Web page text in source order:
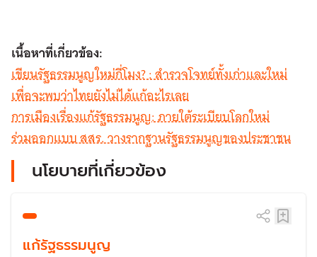
เนื้อหาที่เกี่ยวข้อง:
เขียนรัฐธรรมนูญใหม่กี่โมง? : สำรวจโจทย์ทั้งเก่าและใหม่
เพื่อจะพบว่าไทยยังไม่ได้แก้อะไรเลย
การเมืองเรื่องแก้รัฐธรรมนูญ: ภายใต้ระเบียบโลกใหม่
ร่วมออกแบบ สสร. วางรากฐานรัฐธรรมนูญของประชาชน
นโยบายที่เกี่ยวข้อง
แก้รัฐธรรมนูญ